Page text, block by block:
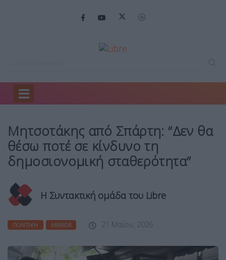
Home
Μητσοτάκης από Σπάρτη: “Δεν θα
θέσω ποτέ σε κίνδυνο τη
δημοσιονομική σταθερότητα”
Η Συντακτική ομάδα του Libre
ΠΟΛΙΤΙΚΉ MIRROR 21 Μαΐου, 2026